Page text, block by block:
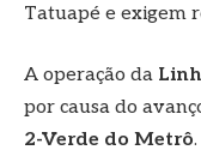
Tatuapé e exigem
A operação da
por causa do
2-Verde do Metrô.